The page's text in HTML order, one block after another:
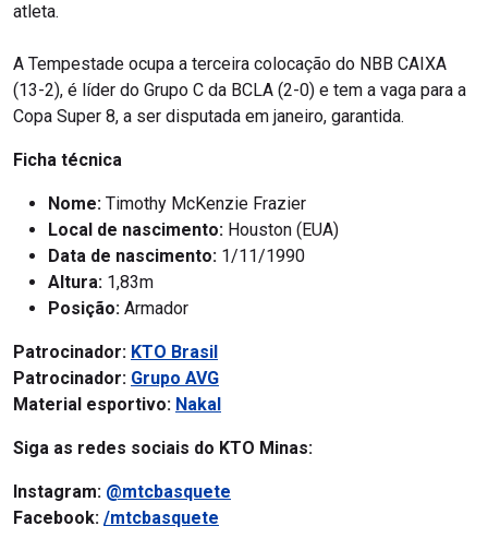
atleta.
A Tempestade ocupa a terceira colocação do NBB CAIXA
(13-2), é líder do Grupo C da BCLA (2-0) e tem a vaga para a
Copa Super 8, a ser disputada em janeiro, garantida.
Ficha técnica
Nome: Timothy McKenzie Frazier
Local de nascimento: Houston (EUA)
Data de nascimento: 1/11/1990
Altura: 1,83m
Posição: Armador
Patrocinador: KTO Brasil
Patrocinador: Grupo AVG
Material esportivo: Nakal
Siga as redes sociais do KTO Minas:
Instagram: @mtcbasquete
Facebook: /mtcbasquete